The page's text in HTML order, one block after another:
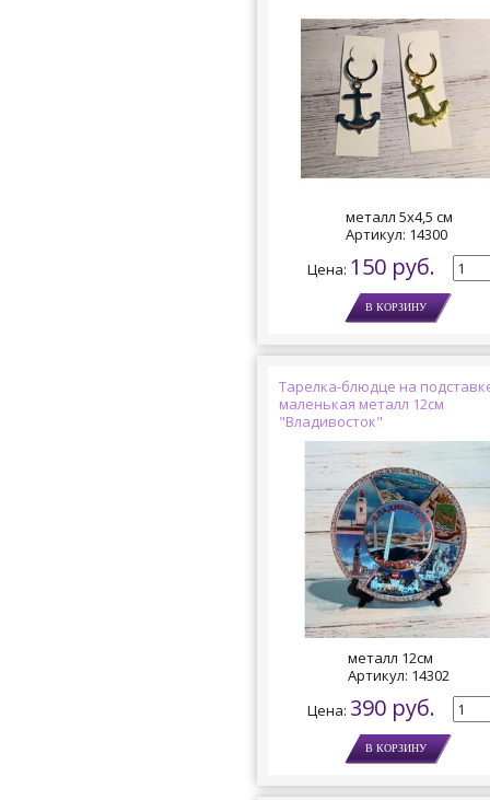
металл 5х4,5 см
Артикул: 14300
Цена: 150 руб.
Тарелка-блюдце на
маленькая металл 12см
"Владивосток"
металл 12см
Артикул: 14302
Цена: 390 руб.